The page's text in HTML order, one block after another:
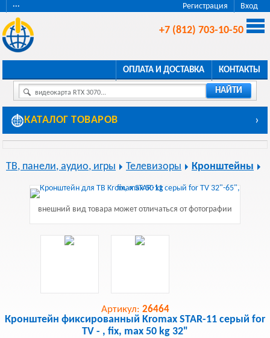
Регистрация Вход
···
+7 (812) 703-10-50
ОПЛАТА И ДОСТАВКА КОНТАКТЫ
видеокарта RTX 3070... НАЙТИ
КАТАЛОГ ТОВАРОВ ›
ТВ, панели, аудио, игры Телевизоры Кронштейны
внешний вид товара может отличаться от фотографии
Артикул: 26464
Кронштейн фиксированный Kromax STAR-11 серый for
TV - , fix, max 50 kg 32"